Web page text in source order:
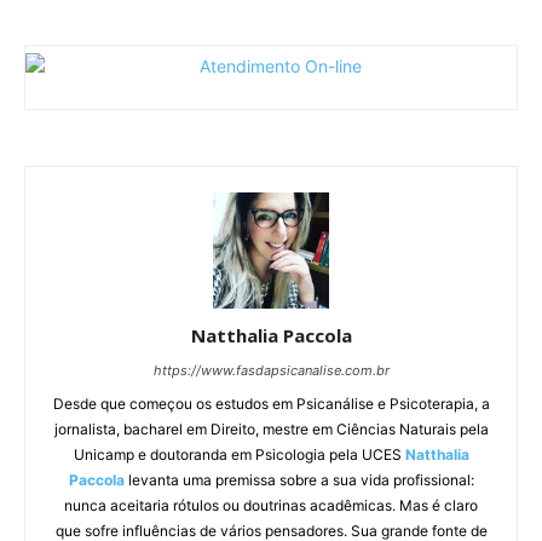
Natthalia Paccola
https://www.fasdapsicanalise.com.br
Desde que começou os estudos em Psicanálise e Psicoterapia, a
jornalista, bacharel em Direito, mestre em Ciências Naturais pela
Unicamp e doutoranda em Psicologia pela UCES Natthalia
Paccolalevanta uma premissa sobre a sua vida profissional:
nunca aceitaria rótulos ou doutrinas acadêmicas. Mas é claro
que sofre influências de vários pensadores. Sua grande fonte de